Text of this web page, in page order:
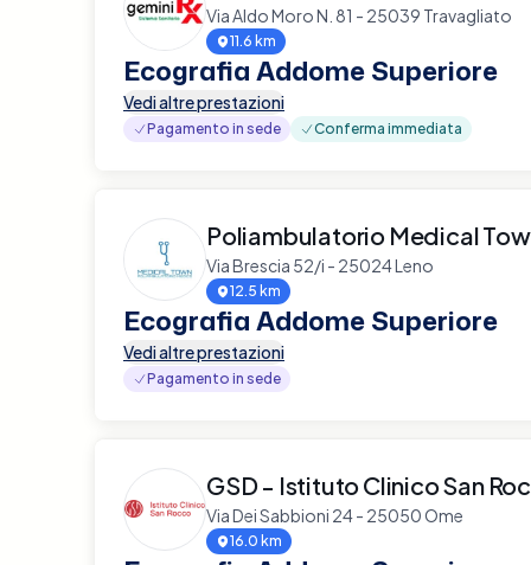
Via Aldo Moro N. 81 - 25039 Travagliato
11.6 km
Ecografia Addome Superiore
Vedi altre prestazioni
Pagamento in sede Conferma immediata
Poliambulatorio Medical
Via Brescia 52/i - 25024 Leno
12.5 km
Ecografia Addome Superiore
Vedi altre prestazioni
Pagamento in sede
GSD - Istituto Clinico San
Via Dei Sabbioni 24 - 25050 Ome
16.0 km